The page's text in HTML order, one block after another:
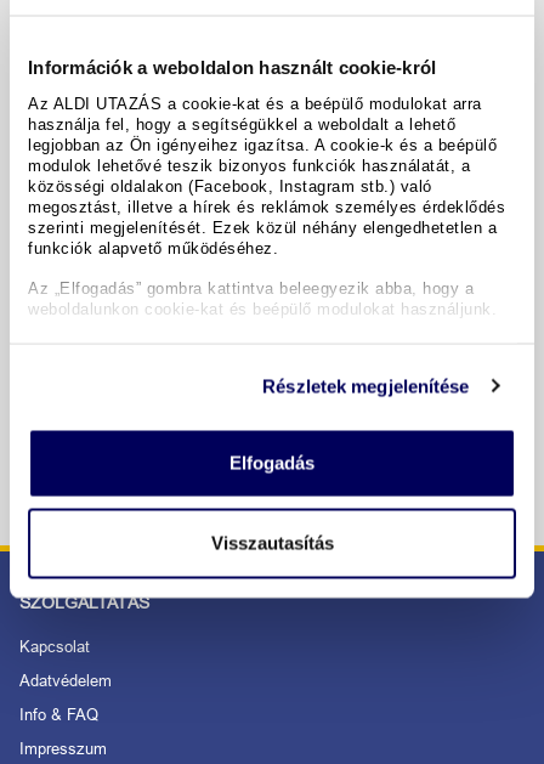
Információk a weboldalon használt cookie-król
Az ALDI UTAZÁS a cookie-kat és a beépülő modulokat arra
használja fel, hogy a segítségükkel a weboldalt a lehető
legjobban az Ön igényeihez igazítsa. A cookie-k és a beépülő
modulok lehetővé teszik bizonyos funkciók használatát, a
közösségi oldalakon (Facebook, Instagram stb.) való
megosztást, illetve a hírek és reklámok személyes érdeklődés
szerinti megjelenítését. Ezek közül néhány elengedhetetlen a
funkciók alapvető működéséhez.
Az „Elfogadás” gombra kattintva beleegyezik abba, hogy a
weboldalunkon cookie-kat és beépülő modulokat használjunk.
Részletek megjelenítése
Elfogadás
Visszautasítás
A hotel részletei
Időpontok & árak
Copyright GIATA 2004 - 2026. Multilingual, powered by
www.giata.com for client no. 122148
BIZTONSÁGOS RENDELÉS ÉS FIZETÉS
SZOLGÁLTATÁS
Kapcsolat
Adatvédelem
Info & FAQ
Impresszum